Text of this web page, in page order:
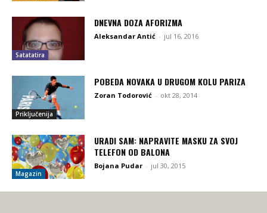
Satatatira
DNEVNA DOZA AFORIZMA
Aleksandar Antić - jul 16, 2016
Priključenija
POBEDA NOVAKA U DRUGOM KOLU PARIZA
Zoran Todorović - okt 28, 2014
Magazin
URADI SAM: NAPRAVITE MASKU ZA SVOJ
TELEFON OD BALONA
Bojana Pudar - jul 30, 2015